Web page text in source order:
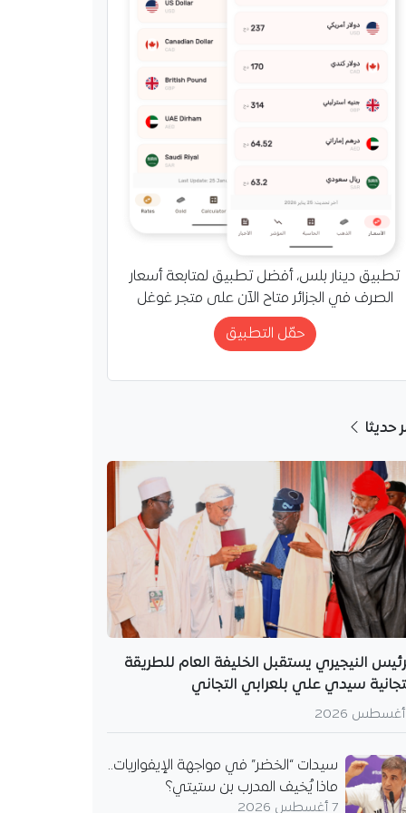
تطبيق دينار بلس، أفضل تطبيق لمتابعة أسعار
الصرف في الجزائر متاح الآن على متجر غوغل
حمّل التطبيق
حديثا
النيجيري يستقبل الخليفة العام للطريقة
سيدي علي بلعرابي التجاني
سيدات “الخضر” في مواجهة الإيفواريات..
ماذا يُخيف المدرب بن ستيتي؟
7 أغسطس 2026